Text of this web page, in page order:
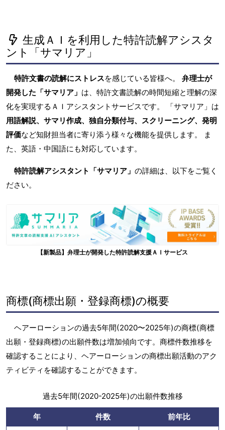
生成ＡＩを利用した特許読解アシスタ
ント「サマリア」
特許文書の読解にストレスを感じている皆様へ。 弁理士が
開発した「サマリア」 は、特許文書読解の時間短縮と理解の深
化を実現するＡＩアシスタントサービスです。 「サマリア」は
用語解説、サマリ作成、独自分類付与、スクリーニング、発明
評価など知財担当者に寄り添う様々な機能を提供します。 ま
た、英語・中国語にも対応しています。
特許読解アシスタント「サマリア」 の詳細は、以下をご覧く
ださい。
【新製品】弁理士が開発した特許読解支援ＡＩサービス
商標(商標出願・登録商標)の概要
ヘアーローションの過去5年間(2020〜2025年)の商標(商標
出願・登録商標)の出願件数は増加傾向です。商標件数推移を
確認することにより、ヘアーローションの商標出願活動のアク
ティビティを確認することができます。
過去5年間(2020-2025年)の出願件数推移
年 件数
前年比